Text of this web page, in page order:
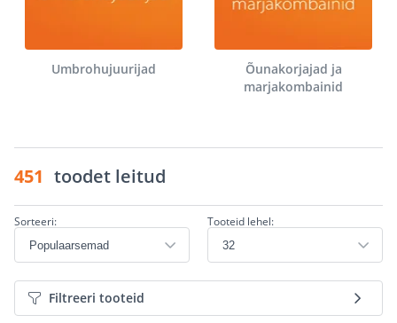
Umbrohujuurijad
Õunakorjajad ja
marjakombainid
451 toodet leitud
Sorteeri: Tooteid lehel:
Filtreeri tooteid